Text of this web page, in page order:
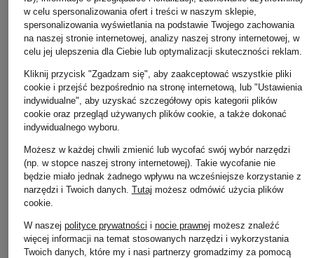
CLOSED
Lniana marynarka
LOLA
+ rabat promocyjny
Calvin Klein
Blezer
329 zł
Najniższa cena:329 zł
Cena regularna:1 099 zł
MSCH
Marynarka
MSCHGRACIELA
549 zł
w celu spersonalizowania ofert i treści w naszym sklepie,
spersonalizowania wyświetlania na podstawie Twojego zachowania
na naszej stronie internetowej, analizy naszej strony internetowej, w
celu jej ulepszenia dla Ciebie lub optymalizacji skuteczności reklam.
Kliknij przycisk "Zgadzam się", aby zaakceptować wszystkie pliki
cookie i przejść bezpośrednio na stronę internetową, lub "Ustawienia
indywidualne", aby uzyskać szczegółowy opis kategorii plików
cookie oraz przegląd używanych plików cookie, a także dokonać
indywidualnego wyboru.
Możesz w każdej chwili zmienić lub wycofać swój wybór narzędzi
(np. w stopce naszej strony internetowej). Takie wycofanie nie
będzie miało jednak żadnego wpływu na wcześniejsze korzystanie z
narzędzi i Twoich danych. Tutaj możesz odmówić użycia plików
cookie.
W naszej polityce prywatności i nocie prawnej możesz znaleźć
więcej informacji na temat stosowanych narzędzi i wykorzystania
Twoich danych, które my i nasi partnerzy gromadzimy za pomocą